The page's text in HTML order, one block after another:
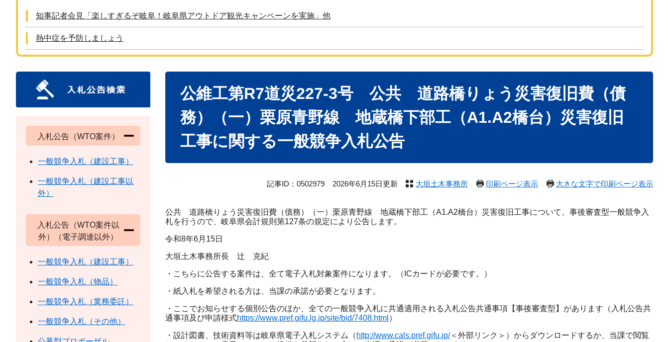
知事記者会見「楽しすぎるぞ岐阜！岐阜県アウトドア観光キャンペーンを実施」他
熱中症を予防しましょう
公維工第R7道災227-3号 公共 道路橋りょう災害復旧費（債
務）（一）栗原青野線 地蔵橋下部工（A1.A2橋台）災害復旧
工事に関する一般競争入札公告
記事ID：0502979 2026年6月15日更新 大垣土木事務所 印刷ページ表示 大きな文字で印刷ページ表示
公共 道路橋りょう災害復旧費（債務）（一）栗原青野線 地蔵橋下部工（A1.A2橋台）災害復旧工事について、事後審査型一般競争入
札を行うので、岐阜県会計規則第127条の規定により公告します。
令和8年6月15日
大垣土木事務所長 辻 克紀
・こちらに公告する案件は、全て電子入札対象案件になります。（ICカードが必要です。）
・紙入札を希望される方は、当課の承諾が必要となります。
・ここでお知らせする個別公告のほか、全ての一般競争入札に共通適用される入札公告共通事項【事後審査型】があります（入札公告共
通事項及び申請様式https://www.pref.gifu.lg.jp/site/bid/7408.html ）
・設計図書、技術資料等は岐阜県電子入札システム（ http://www.cals.pref.gifu.jp/＜外部リンク＞ ）からダウンロードするか、当課で閲覧
入札公告（WTO案件）
一般競争入札（建設工事）
一般競争入札（建設工事以
外）
入札公告（WTO案件以
外）（電子調達以外）
一般競争入札（建設工事）
一般競争入札（物品）
一般競争入札（業務委託）
一般競争入札（その他）